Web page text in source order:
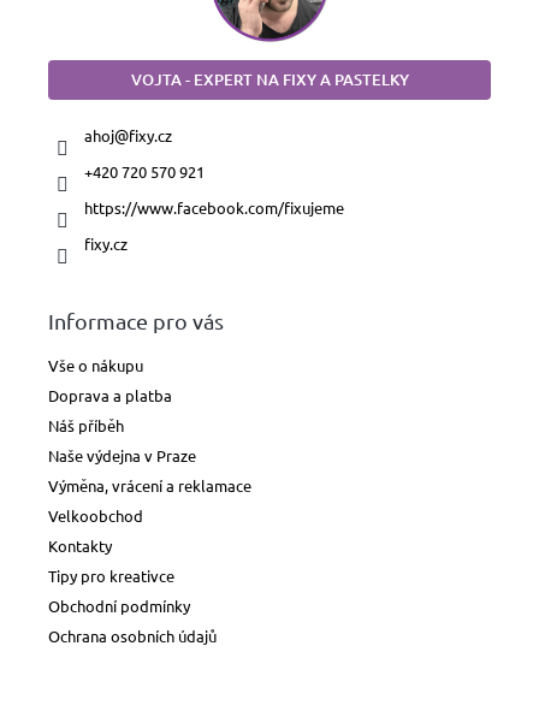
VOJTA - EXPERT NA FIXY A PASTELKY
ahoj@fixy.cz
+420 720 570 921
https://www.facebook.com/fixujeme
fixy.cz
Informace pro vás
Vše o nákupu
Doprava a platba
Náš příběh
Naše výdejna v Praze
Výměna, vrácení a reklamace
Velkoobchod
Kontakty
Tipy pro kreativce
Obchodní podmínky
Ochrana osobních údajů